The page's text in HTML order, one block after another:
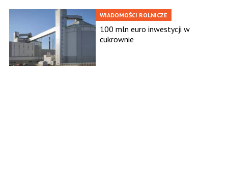
WIADOMOŚCI ROLNICZE
100 mln euro inwestycji w
cukrownie